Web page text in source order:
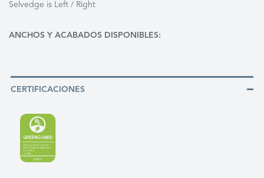
Selvedge is Left / Right
ANCHOS Y ACABADOS DISPONIBLES:
CERTIFICACIONES